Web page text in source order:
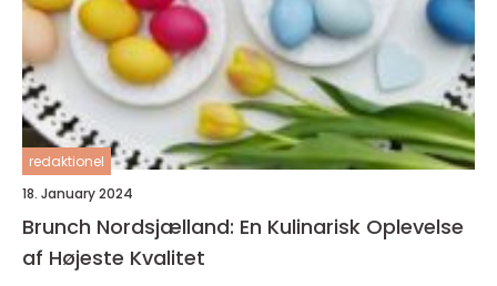
redaktionel
18. January 2024
Brunch Nordsjælland: En Kulinarisk Oplevelse
af Højeste Kvalitet